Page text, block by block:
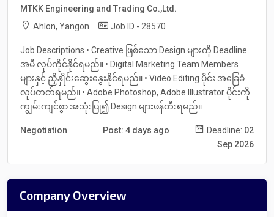
MTKK Engineering and Trading Co.,Ltd.
Ahlon, Yangon
Job ID - 28570
Job Descriptions • Creative ဖြစ်သော Design များကို Deadline
အမီ လုပ်ကိုင်နိုင်ရမည်။ • Digital Marketing Team Members
များနှင့် ညှိနှိုင်းဆွေးနွေးနိုင်ရမည်။ • Video Editing ပိုင်း အခြေခံ
လုပ်တတ်ရမည်။ • Adobe Photoshop, Adobe Illustrator ပိုင်းကို
ကျွမ်းကျင်စွာ အသုံးပြု၍ Design များဖန်တီးရမည်။
Negotiation Post: 4 days ago Deadline: 02
Sep 2026
Company Overview